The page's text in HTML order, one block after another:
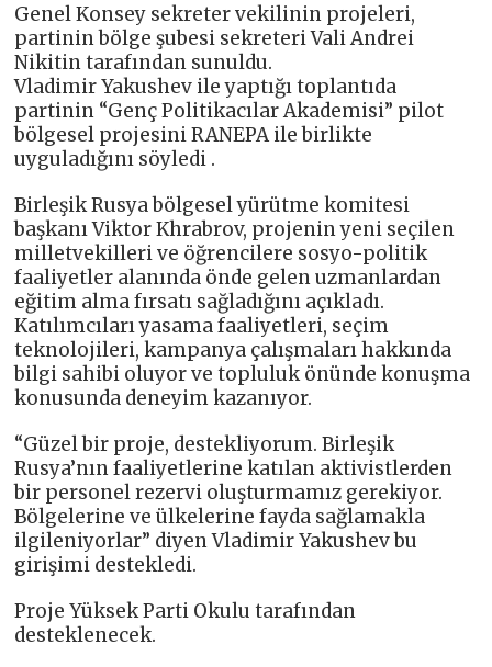
Genel Konsey sekreter vekilinin projeleri,
partinin bölge şubesi sekreteri Vali Andrei
Nikitin tarafından sunuldu.
Vladimir Yakushev ile yaptığı toplantıda
partinin “Genç Politikacılar Akademisi” pilot
bölgesel projesini RANEPA ile birlikte
uyguladığını söyledi .
Birleşik Rusya bölgesel yürütme komitesi
başkanı Viktor Khrabrov, projenin yeni seçilen
milletvekilleri ve öğrencilere sosyo-politik
faaliyetler alanında önde gelen uzmanlardan
eğitim alma fırsatı sağladığını açıkladı.
Katılımcıları yasama faaliyetleri, seçim
teknolojileri, kampanya çalışmaları hakkında
bilgi sahibi oluyor ve topluluk önünde konuşma
konusunda deneyim kazanıyor.
“Güzel bir proje, destekliyorum. Birleşik
Rusya’nın faaliyetlerine katılan aktivistlerden
bir personel rezervi oluşturmamız gerekiyor.
Bölgelerine ve ülkelerine fayda sağlamakla
ilgileniyorlar” diyen Vladimir Yakushev bu
girişimi destekledi.
Proje Yüksek Parti Okulu tarafından
desteklenecek.